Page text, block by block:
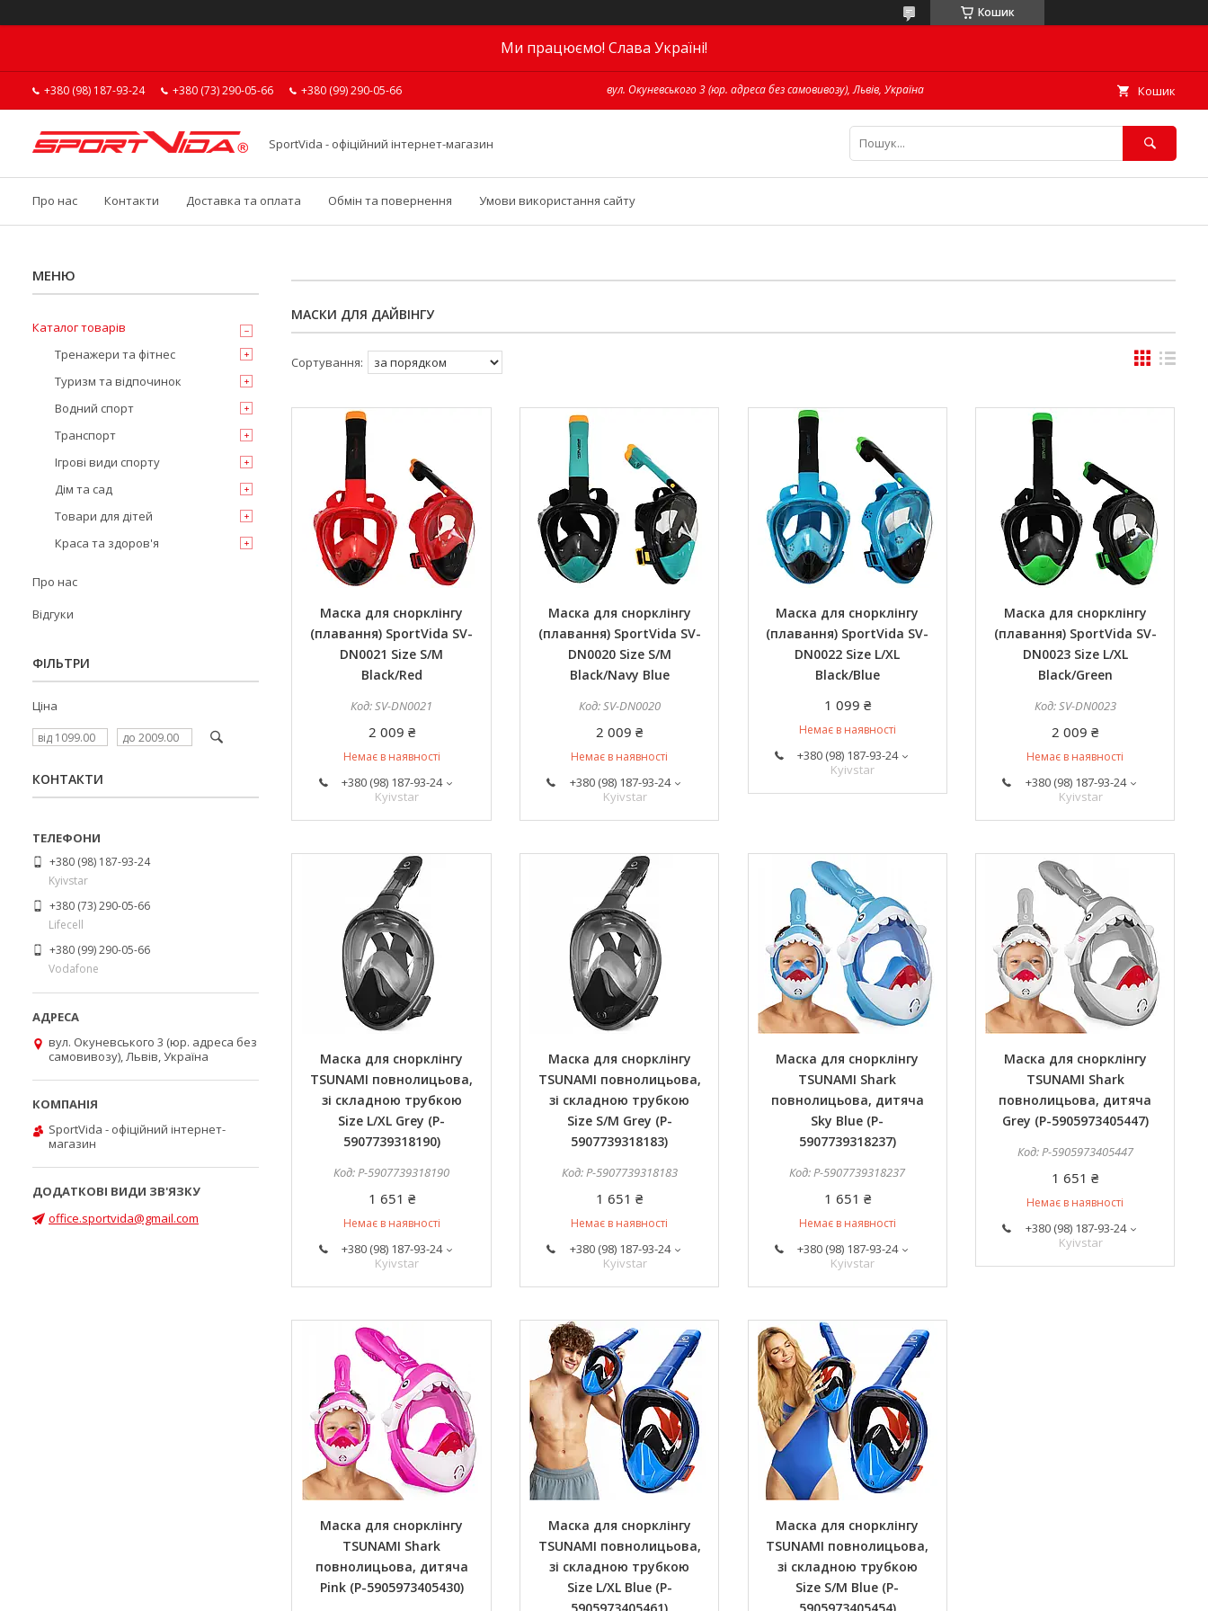
Кошик
Ми працюємо! Слава Україні!
+380 (98) 187-93-24 +380 (73) 290-05-66 +380 (99) 290-05-66 вул. Окуневського 3 (юр. адреса без самовивозу), Львів, Україна Кошик
SportVida - офіційний інтернет-магазин
Про нас Контакти Доставка та оплата Обмін та повернення Умови використання сайту
МАСКИ ДЛЯ ДАЙВІНГУ
Маска для снорклінгу
(плавання) SportVida SV-
DN0021 Size S/M
Black/Red
SV-DN0021
2 009 ₴
Немає в наявності
+380 (98) 187-93-24
Kyivstar
Маска для снорклінгу
(плавання) SportVida SV-
DN0020 Size S/M
Black/Navy Blue
SV-DN0020
2 009 ₴
Немає в наявності
+380 (98) 187-93-24
Kyivstar
Маска для снорклінгу
(плавання) SportVida SV-
DN0022 Size L/XL
Black/Blue
1 099 ₴
Немає в наявності
+380 (98) 187-93-24
Kyivstar
Маска для снорклінгу
(плавання) SportVida SV-
DN0023 Size L/XL
Black/Green
SV-DN0023
2 009 ₴
Немає в наявності
+380 (98) 187-93-24
Kyivstar
Маска для снорклінгу
TSUNAMI повнолицьова,
зі складною трубкою
Size L/XL Grey (P-
5907739318190)
P-5907739318190
1 651 ₴
Немає в наявності
+380 (98) 187-93-24
Kyivstar
Маска для снорклінгу
TSUNAMI повнолицьова,
зі складною трубкою
Size S/M Grey (P-
5907739318183)
P-5907739318183
1 651 ₴
Немає в наявності
+380 (98) 187-93-24
Kyivstar
Маска для снорклінгу
TSUNAMI Shark
повнолицьова, дитяча
Sky Blue (P-
5907739318237)
P-5907739318237
1 651 ₴
Немає в наявності
+380 (98) 187-93-24
Kyivstar
Маска для снорклінгу
TSUNAMI Shark
повнолицьова, дитяча
Grey (P-5905973405447)
P-5905973405447
1 651 ₴
Немає в наявності
+380 (98) 187-93-24
Kyivstar
Маска для снорклінгу
TSUNAMI Shark
повнолицьова, дитяча
Pink (P-5905973405430)
Маска для снорклінгу
TSUNAMI повнолицьова,
зі складною трубкою
Size L/XL Blue (P-
Маска для снорклінгу
TSUNAMI повнолицьова,
зі складною трубкою
Size S/M Blue (P-
Каталог товарів
Тренажери та фітнес
Туризм та відпочинок
Водний спорт
Транспорт
Ігрові види спорту
Дім та сад
Товари для дітей
Краса та здоров'я
Про нас
Відгуки
ФІЛЬТРИ
Ціна
КОНТАКТИ
+380 (98) 187-93-24
Kyivstar
+380 (73) 290-05-66
Lifecell
+380 (99) 290-05-66
Vodafone
вул. Окуневського 3 (юр. адреса без
самовивозу), Львів, Україна
SportVida - офіційний інтернет-
магазин
office.sportvida@gmail.com